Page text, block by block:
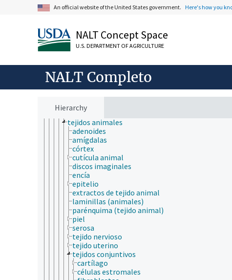
An official website of the United States government. Here's how you
NALT Concept Space
U.S. DEPARTMENT OF AGRICULTURE
NALT Completo
Hierarchy
fluidos corporales
puparium
secreciones y exudados corporales
sistema circulatorio
sistema endocrino
sistema excretor
sistema inmunitario
sistema musculoesquelético
sistema nervioso
sistema respiratorio
tejidos animales
adenoides
amígdalas
córtex
cutícula animal
discos imaginales
encía
epitelio
extractos de tejido animal
laminillas (animales)
parénquima (tejido animal)
piel
serosa
tejido nervioso
tejido uterino
tejidos conjuntivos
cartílago
células estromales